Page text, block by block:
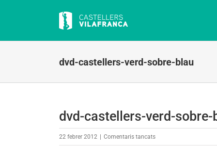
dvd-castellers-verd-sobre-blau
dvd-castellers-verd-sobre-
22 febrer 2012 Comentaris tancatsa